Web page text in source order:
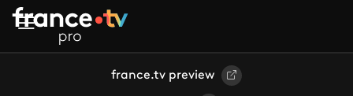
Aller au contenu principal
france.tv preview